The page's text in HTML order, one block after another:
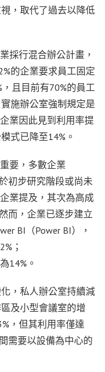
，取代了過去以降低
採行混合辦公計畫，
的企業要求員工固定
且目前有70%的員工
施辦公室強制規定是
業因此見到利用率提
式已降至14%。
要，多數企業
初步研究階段或尚未
業提及，其次為高成
而，企業已逐步建立
BI（Power BI），
；
14%。
，私人辦公室持續減
及小型會議室的增
，但其利用率僅達
需要以設備為中心的